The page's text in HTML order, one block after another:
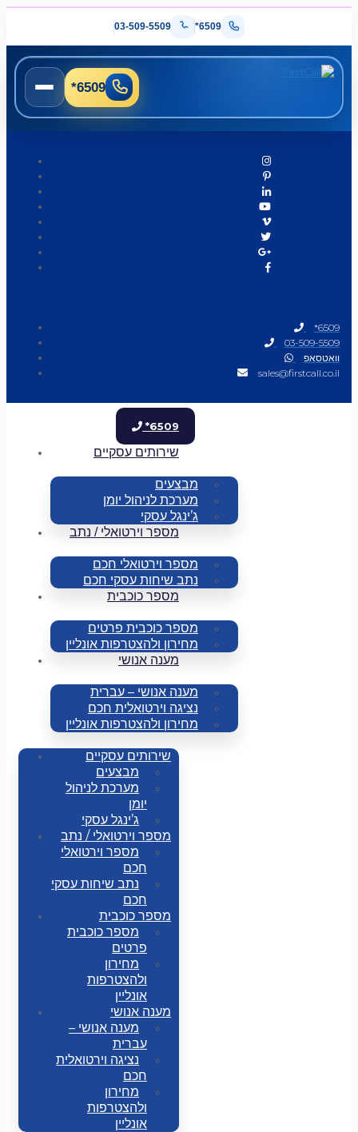
*6509
03-509-5509
*6509
*6509
03-509-5509
וואטסאפ
sales@firstcall.co.il
*6509
שירותים עסקיים
מבצעים
מערכת לניהול יומן
ג’ינגל עסקי
מספר וירטואלי / נתב
מספר וירטואלי חכם
נתב שיחות עסקי חכם
מספר כוכבית
מספר כוכבית פרטים
מחירון ולהצטרפות אונליין
מענה אנושי
מענה אנושי – עברית
נציגה וירטואלית חכם
מחירון ולהצטרפות אונליין
שירותים עסקיים
מבצעים
מערכת לניהול
יומן
ג’ינגל עסקי
מספר וירטואלי / נתב
מספר וירטואלי
חכם
נתב שיחות עסקי
חכם
מספר כוכבית
מספר כוכבית
פרטים
מחירון
ולהצטרפות
אונליין
מענה אנושי
מענה אנושי –
עברית
נציגה וירטואלית
חכם
מחירון
ולהצטרפות
אונליין